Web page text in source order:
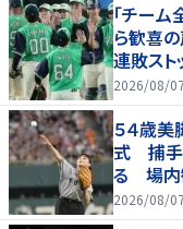
「チー
ら歓喜
連敗スト
2026/08/
５４歳
式 捕手
る 場内
2026/08/